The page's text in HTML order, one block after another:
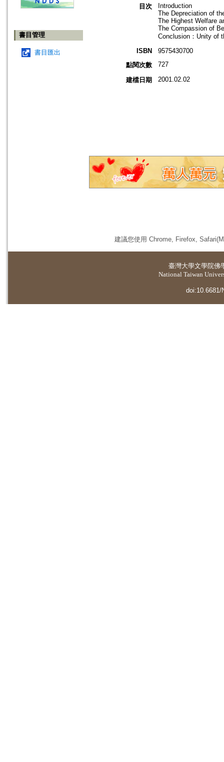
書目管理
書目匯出
目次
Introduction
The Depreciation of
The Highest Welfare
The Compassion of
Conclusion：Unity of
ISBN
9575430700
點閱次數
727
建檔日期 2001.02.02
建議您使用 Chrome, Firefox,
臺灣大學文學院佛
National Taiwan
doi:10.6681/